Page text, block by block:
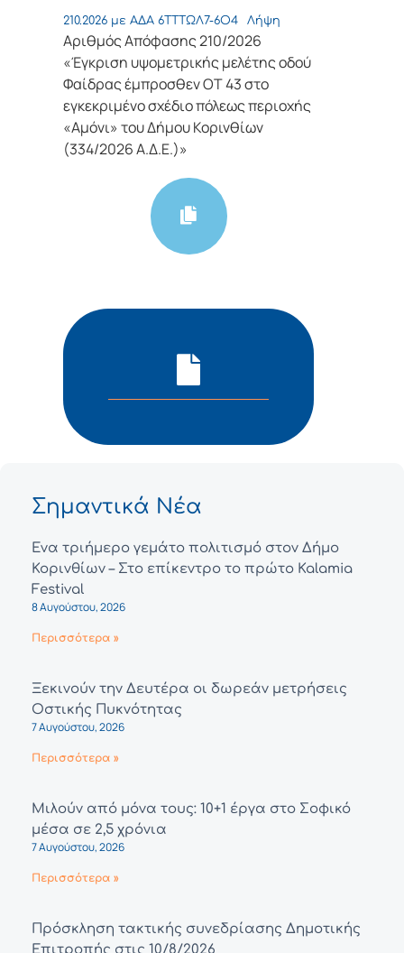
210.2026 με ΑΔΑ 6ΤΤΤΩΛ7-6Ο4 Λήψη
Αριθμός Απόφασης 210/2026
«Έγκριση υψομετρικής μελέτης οδού
Φαίδρας έμπροσθεν ΟΤ 43 στο
εγκεκριμένο σχέδιο πόλεως περιοχής
«Αμόνι» του Δήμου Κορινθίων
(334/2026 Α.Δ.Ε.)»
Σημαντικά Νέα
Ένα τριήμερο γεμάτο πολιτισμό στον Δήμο
Κορινθίων – Στο επίκεντρο το πρώτο Kalamia
Festival
8 Αυγούστου, 2026
Περισσότερα »
Ξεκινούν την Δευτέρα οι δωρεάν μετρήσεις
Οστικής Πυκνότητας
7 Αυγούστου, 2026
Περισσότερα »
Μιλούν από μόνα τους: 10+1 έργα στο Σοφικό
μέσα σε 2,5 χρόνια
7 Αυγούστου, 2026
Περισσότερα »
Πρόσκληση τακτικής συνεδρίασης Δημοτικής
Επιτροπής στις 10/8/2026